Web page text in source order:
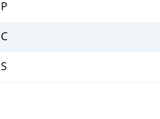
P
C
S